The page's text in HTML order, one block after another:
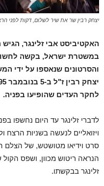
יצחק רבין שר את שיר לשלום, דקות לפני
האקטיביסט אבי זלינגר,
במשטרת ישראל, בקשה
והסרטונים שנאספו על ידי
לחקר העדים שהופיעו בפניה.
לדברי זלינגר עד היום נחשפו
ויזואליים לנעשה בשניות הרצח
סרט וידיאו מטושטש, של הצלם
הנראה ריטוש מכוון, ושפס
זלינגר בבקשתו.